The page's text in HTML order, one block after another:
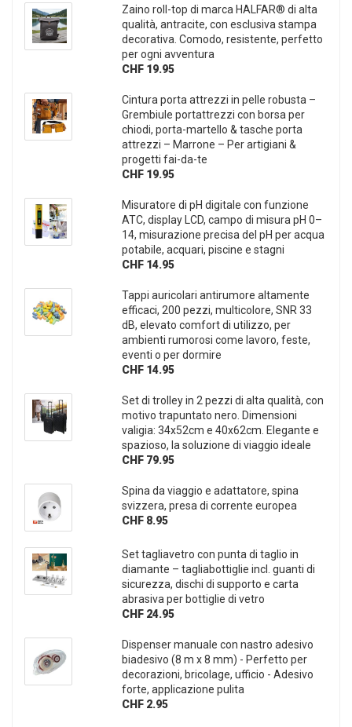
Zaino roll-top di marca HALFAR® di alta
qualità, antracite, con esclusiva stampa
decorativa. Comodo, resistente, perfetto
per ogni avventura
CHF 19.95
Cintura porta attrezzi in pelle robusta –
Grembiule portattrezzi con borsa per
chiodi, porta-martello & tasche porta
attrezzi – Marrone – Per artigiani &
progetti fai-da-te
CHF 19.95
Misuratore di pH digitale con funzione
ATC, display LCD, campo di misura pH 0–
14, misurazione precisa del pH per acqua
potabile, acquari, piscine e stagni
CHF 14.95
Tappi auricolari antirumore altamente
efficaci, 200 pezzi, multicolore, SNR 33
dB, elevato comfort di utilizzo, per
ambienti rumorosi come lavoro, feste,
eventi o per dormire
CHF 14.95
Set di trolley in 2 pezzi di alta qualità, con
motivo trapuntato nero. Dimensioni
valigia: 34x52cm e 40x62cm. Elegante e
spazioso, la soluzione di viaggio ideale
CHF 79.95
Spina da viaggio e adattatore, spina
svizzera, presa di corrente europea
CHF 8.95
Set tagliavetro con punta di taglio in
diamante – tagliabottiglie incl. guanti di
sicurezza, dischi di supporto e carta
abrasiva per bottiglie di vetro
CHF 24.95
Dispenser manuale con nastro adesivo
biadesivo (8 m x 8 mm) - Perfetto per
decorazioni, bricolage, ufficio - Adesivo
forte, applicazione pulita
CHF 2.95